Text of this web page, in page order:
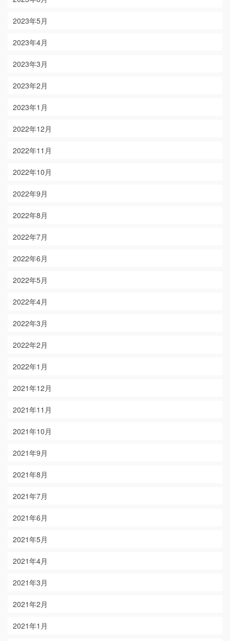
2023年5月
2023年4月
2023年3月
2023年2月
2023年1月
2022年12月
2022年11月
2022年10月
2022年9月
2022年8月
2022年7月
2022年6月
2022年5月
2022年4月
2022年3月
2022年2月
2022年1月
2021年12月
2021年11月
2021年10月
2021年9月
2021年8月
2021年7月
2021年6月
2021年5月
2021年4月
2021年3月
2021年2月
2021年1月